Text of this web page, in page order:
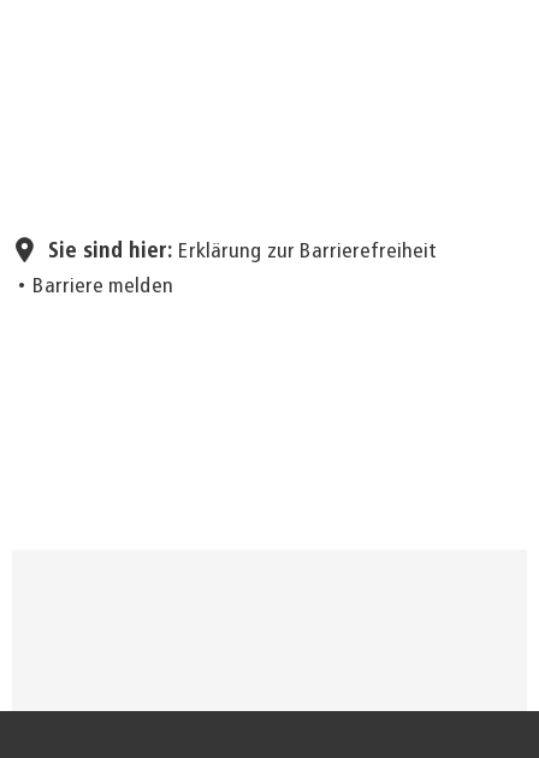
Sie sind hier: Erklärung zur Barrierefreiheit
Barriere melden